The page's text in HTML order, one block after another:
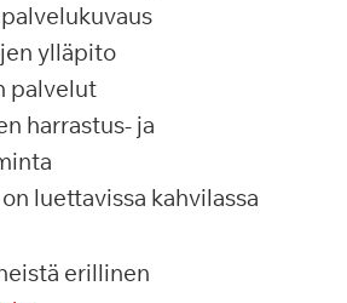
ylläpito
palvelut
harrastus- ja
luettavissa kahvilassa
erillinen